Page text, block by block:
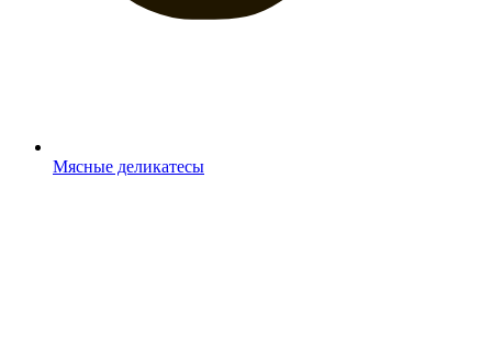
Мясные деликатесы